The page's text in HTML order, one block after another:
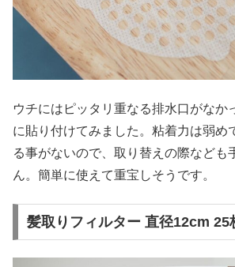
ウチにはピッタリ重なる排水口がなか
に貼り付けてみました。粘着力は弱め
る事がないので、取り替えの際なども
ん。簡単に使えて重宝しそうです。
髪取りフィルター 直径12cm 25